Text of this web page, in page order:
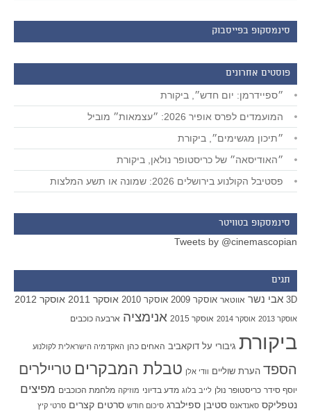
סינמסקופ בפייסבוק
פוסטים אחרונים
״ספיידרמן: יום חדש״, ביקורת
המועמדים לפרס אופיר 2026: ״עצמאות״ מוביל
״תיכון מגשימים״, ביקורת
״האודיסאה״ של כריסטופר נולאן, ביקורת
פסטיבל הקולנוע בירושלים 2026: שמונה או תשע המלצות
סינמסקופ בטוויטר
Tweets by @cinemascopian
תגים
3D אבי נשר אווטאר אוסקר 2009 אוסקר 2010 אוסקר 2011 אוסקר 2012
אוסקר 2013 אוסקר 2014 אוסקר 2015 אנימציה ארבעה כוכבים
ביקורת גיבורי על דוקאביב האחים כהן האקדמיה הישראלית לקולנוע
הספד הערת שוליים וודי אלן טבלת המבקרים טריילרים
יוסף סידר כריסטופר נולן לייב בלוג מדע בדיוני מוזיקה מלחמת הכוכבים מפיצים
נטפליקס סאנדאנס סטיבן ספילברג סיכום חודש סרטים קצרים סרטי קיץ